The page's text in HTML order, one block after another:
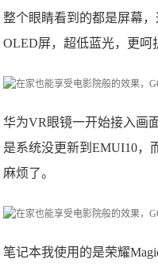
整个眼睛看到的都是屏幕
OLED屏，超低蓝光，更呵
华为VR眼镜一开始接入画
是系统没更新到EMUI10，
麻烦了。
笔记本我使用的是荣耀